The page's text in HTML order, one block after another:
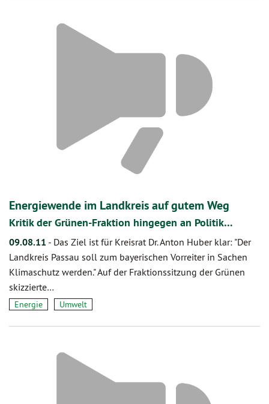
Energiewende im Landkreis auf gutem Weg
Kritik der Grünen-Fraktion hingegen an Politik…
09.08.11 - Das Ziel ist für Kreisrat Dr. Anton Huber klar: "Der
Landkreis Passau soll zum bayerischen Vorreiter in Sachen
Klimaschutz werden." Auf der Fraktionssitzung der Grünen
skizzierte…
Energie Umwelt